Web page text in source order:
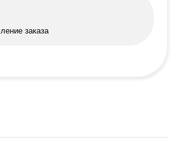
заказа